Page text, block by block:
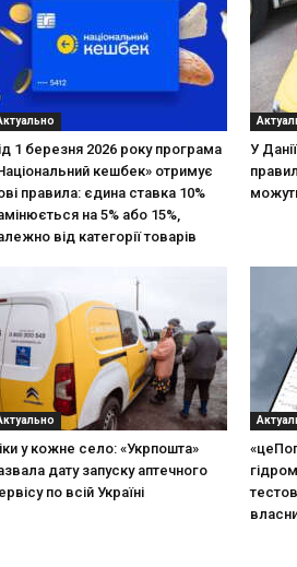
1 березня 2026 року програма
кешбек» отримує
правила: єдина ставка 10%
на 5% або 15%,
від категорії товарів
У
у кожне село: «Укрпошта»
дату запуску аптечного
по всій Україні